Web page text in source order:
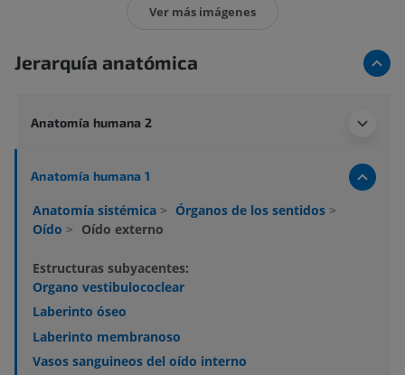
Ver más imágenes
Jerarquía anatómica
Anatomía humana 2
Anatomía humana 1
Anatomía sistémica > Órganos de los sentidos >
Oído > Oído externo
Estructuras subyacentes:
Organo vestibulococlear
Laberinto óseo
Laberinto membranoso
Vasos sanguineos del oído interno